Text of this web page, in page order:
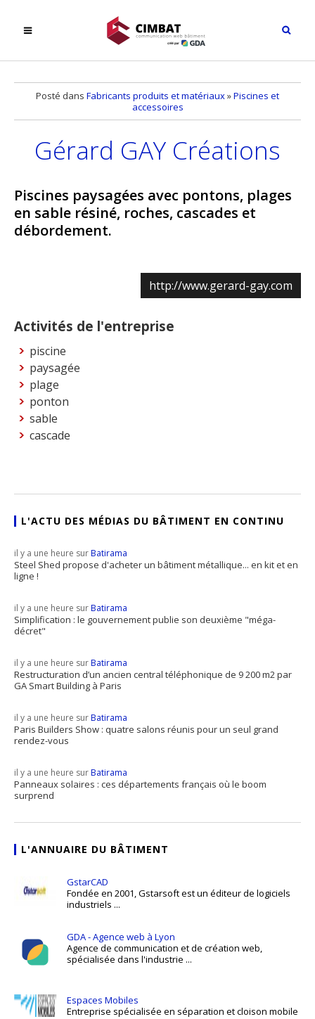
Posté dans Fabricants produits et matériaux»Piscines et
accessoires
Gérard GAY Créations
Piscines paysagées avec pontons, plages
en sable résiné, roches, cascades et
débordement.
http://www.gerard-gay.com
Activités de l'entreprise
piscine
paysagée
plage
ponton
sable
cascade
L'ACTU DES MÉDIAS DU BÂTIMENT EN CONTINU
il y a une heure surBatirama
Steel Shed propose d'acheter un bâtiment métallique... en kit et en
ligne !
il y a une heure surBatirama
Simplification : le gouvernement publie son deuxième "méga-
décret"
il y a une heure surBatirama
Restructuration d’un ancien central téléphonique de 9 200 m2 par
GA Smart Building à Paris
il y a une heure surBatirama
Paris Builders Show : quatre salons réunis pour un seul grand
rendez-vous
il y a une heure surBatirama
Panneaux solaires : ces départements français où le boom
surprend
L'ANNUAIRE DU BÂTIMENT
GstarCAD
Fondée en 2001, Gstarsoft est un éditeur de logiciels
industriels ...
GDA - Agence web à Lyon
Agence de communication et de création web,
spécialisée dans l'industrie ...
Espaces Mobiles
Entreprise spécialisée en séparation et cloison mobile